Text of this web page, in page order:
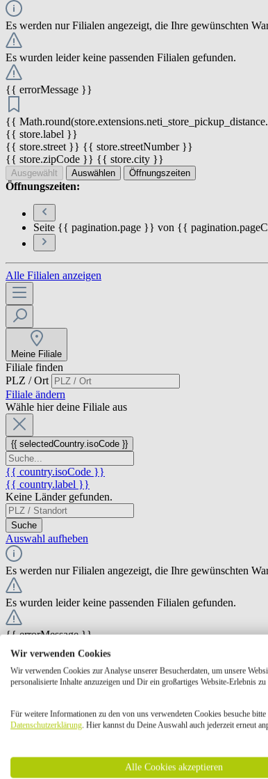
Es werden nur Filialen angezeigt, die Ihre gewünschten
Es wurden leider keine passenden Filialen gefunden.
{{ errorMessage }}
{{
{{ store.label }}
{{ store.street }} {{ store.streetNumber }}
{{ store.zipCode }} {{ store.city }}
Ausgewählt Auswählen Öffnungszeiten
Öffnungszeiten:
Seite {{ pagination.page }} von {{
Alle Filialen anzeigen
Meine Filiale
Filiale finden
PLZ / Ort
Filiale ändern
Wähle hier deine Filiale aus
{{ selectedCountry.isoCode }}
{{ country.isoCode }}
{{ country.label }}
Keine Länder gefunden.
Suche
Auswahl aufheben
Es werden nur Filialen angezeigt, die Ihre gewünschten
Es wurden leider keine passenden Filialen gefunden.
{{ errorMessage }}
{{
{{ store.label }}
Ausgewählt Auswählen Öffnungszeiten
Öffnungszeiten:
Seite {{ pagination.page }} von {{
Wir verwenden Cookies
Wir verwenden Cookies zur Analyse unserer Besucherdaten, um unsere
personalisierte Inhalte anzuzeigen und Dir ein großartiges Website-Erlebnis zu
Für weitere Informationen zu den von uns verwendeten Cookies besuche bitte
Datenschutzerklärung. Hier kannst du Deine Auswahl auch jederzeit erneut
Alle Cookies akzeptieren